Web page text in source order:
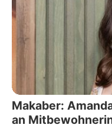
Makaber:
an